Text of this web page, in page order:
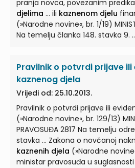
pranja novca, povezanim
djelima
... ili kaznenom djelu
(»Narodne novine«, br. 1/19)
Na temelju članka 148. stavka 9. ... 108/17, dalje
ZA SPRJEČAVANJE PRANJA
PRANJA NOVCA, POVEZANIM
DJELIMA ILIKAZNENOM DJELU
I. ... Pravilnikom propisuje način i rokovi dostavljanja
podataka o osobama protiv
podignuta optužnica ili donesena
kaznena djela...
Pravilnik o potvrdi prijave ili
kaznenog djela
Vrijedi od: 25.10.2013.
Pravilnik o potvrdi
(»Narodne novine«, br. 129/13)
PRAVOSUĐA 2817 Na temelju
stavka ... Zakona o novčanoj
kaznenih djela (»Narodne
ministar pravosuđa u